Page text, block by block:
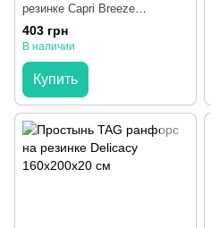
резинке Capri Breeze
160x200x20 см
403 грн
В наличии
Купить